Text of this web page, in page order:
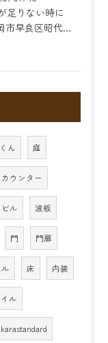
足りない時に
良区昭代のリフォーム
ん 庭
カウンター
ビル 波板
門 門扉
床 内装
ル